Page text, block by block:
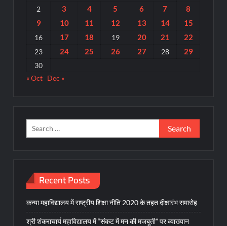
2 3 4 5 6 7
8
9
10 11 12 13 14 15
16 17 18 19 20 21 22
23 24 25 26 27 28 29
30
« Oct Dec »
Search
for:
Recent Posts
कन्या महाविद्यालय में राष्ट्रीय शिक्षा नीति 2020 के तहत दीक्षारंभ समारोह
श्री शंकराचार्य महाविद्यालय में “संकट में मन की मजबूती” पर व्याख्यान